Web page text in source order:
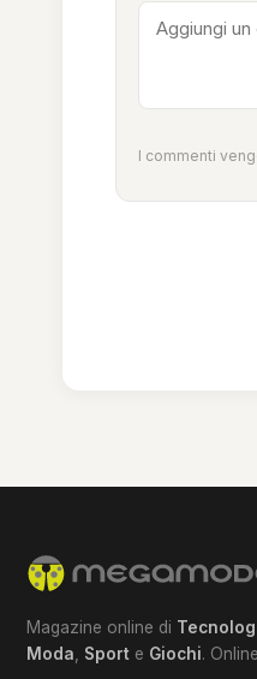
I commenti
Magazine online di
Moda
Sport e Giochi.